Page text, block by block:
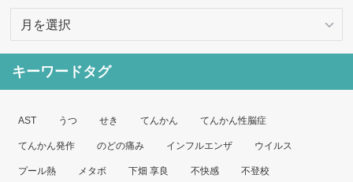
カ
イ
キーワードタグ
AST うつ せき てんかん てんかん性脳症
てんかん発作 のどの痛み インフルエンザ ウイルス
プール熱 メタボ 下畑 享良 不快感 不登校